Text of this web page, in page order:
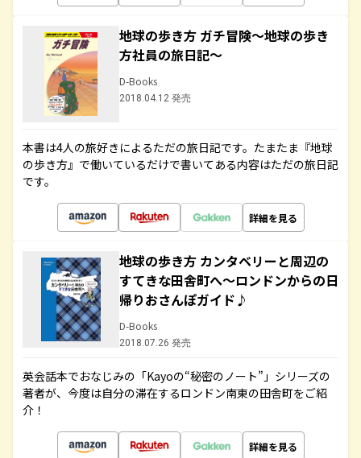
地球の歩き方 ガチ冒険～地球の歩き
方社員の旅日記～
D-Books
2018.04.12 発売
本書は4人の旅好きによるただの旅日記です。たまたま『地球
の歩き方』で働いているだけで書いてある内容はただの旅日記
です。
詳細を見る
地球の歩き方 カンタベリーと周辺の
すてきな田舎町へ～ロンドンからの日
帰りおさんぽガイド♪
D-Books
2018.07.26 発売
英会話本でおなじみの「Kayoの“秘密のノート”」シリーズの
著者が、今度は自分の滞在するロンドン南東の田舎町をご紹
介！
詳細を見る